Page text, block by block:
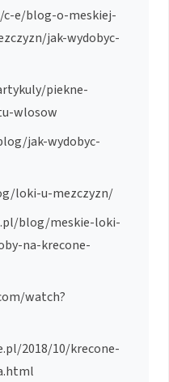
e/blog-o-meskiej-
jak-wydobyc-
piekne-
wlosow
jak-wydobyc-
loki-u-mezczyzn/
blog/meskie-loki-
na-krecone-
watch?
2018/10/krecone-